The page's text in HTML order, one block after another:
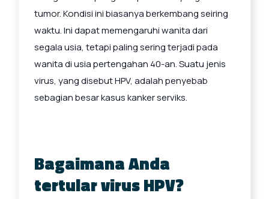
tumor. Kondisi ini biasanya berkembang seiring
waktu. Ini dapat memengaruhi wanita dari
segala usia, tetapi paling sering terjadi pada
wanita di usia pertengahan 40-an. Suatu jenis
virus, yang disebut HPV, adalah penyebab
sebagian besar kasus kanker serviks.
Bagaimana Anda
tertular virus HPV?